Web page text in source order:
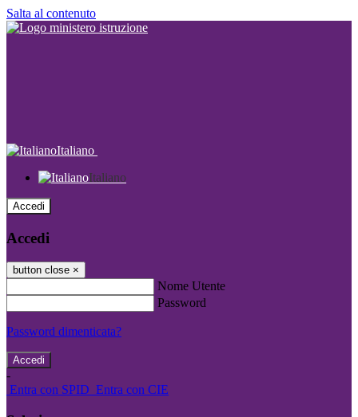
Salta al contenuto
Italiano
Italiano
Accedi
Accedi
button close ×
Nome Utente
Password
Password dimenticata?
-
Entra con SPID Entra con CIE